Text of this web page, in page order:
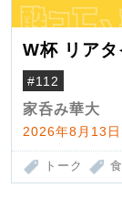
W杯 リア
#112
家呑み華大
2026年8月13
トーク